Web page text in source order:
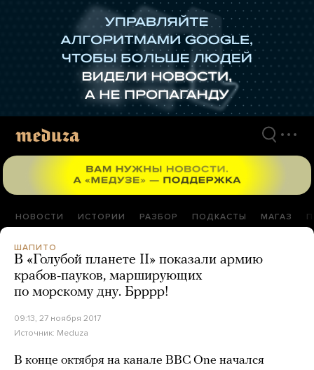
НОВОСТИ ИСТОРИИ РАЗБОР ПОДКАСТЫ МАГАЗ
ШАПИТО
В «Голубой планете II» показали армию
крабов-пауков, марширующих
по морскому дну. Брррр!
09:13, 27 ноября 2017
Источник: Meduza
В конце октября на канале BBC One начался